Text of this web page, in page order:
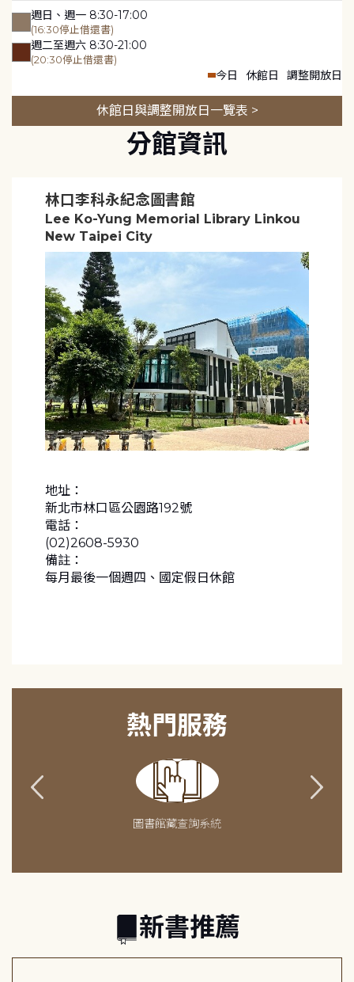
週日、週一 8:30-17:00
(16:30停止借還書)
週二至週六 8:30-21:00
(20:30停止借還書)
今日 休館日 調整開放日
休館日與調整開放日一覽表 >
分館資訊
林口李科永紀念圖書館
Lee Ko-Yung Memorial Library Linkou
New Taipei City
地址：
新北市林口區公園路192號
電話：
(02)2608-5930
備註：
每月最後一個週四、國定假日休館
熱門服務
圖書館藏查詢系統
新書推薦